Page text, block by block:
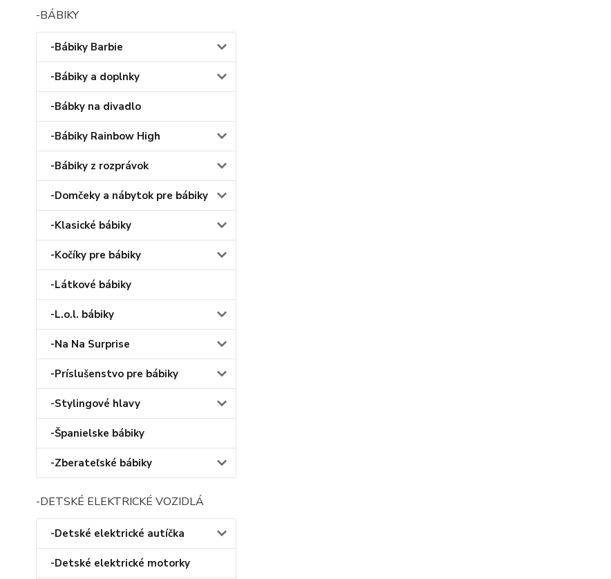
-BÁBIKY
-Bábiky Barbie
-Bábiky a doplnky
-Bábky na divadlo
-Bábiky Rainbow High
-Bábiky z rozprávok
-Domčeky a nábytok pre bábiky
-Klasické bábiky
-Kočíky pre bábiky
-Látkové bábiky
-L.o.l. bábiky
-Na Na Surprise
-Príslušenstvo pre bábiky
-Stylingové hlavy
-Španielske bábiky
-Zberateľské bábiky
-DETSKÉ ELEKTRICKÉ VOZIDLÁ
-Detské elektrické autíčka
-Detské elektrické motorky